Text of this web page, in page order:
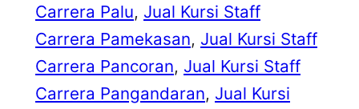
Carrera Palu, Jual Kursi Staff
Carrera Pamekasan, Jual Kursi Staff
Carrera Pancoran, Jual Kursi Staff
Carrera Pangandaran, Jual Kursi